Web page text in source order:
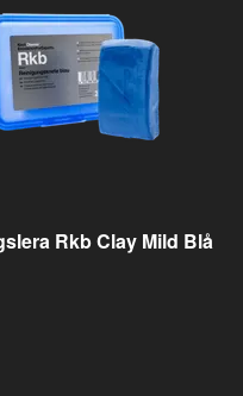
Rkb Clay Mild Blå